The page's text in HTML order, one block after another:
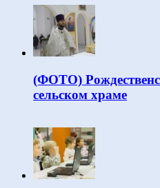
(ФОТО)
сельском храме